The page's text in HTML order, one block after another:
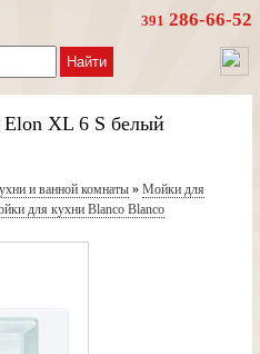
391 286-66-52
Найти
XL 6 S белый
и ванной комнаты» Мойки для
для кухни Blanco Blanco